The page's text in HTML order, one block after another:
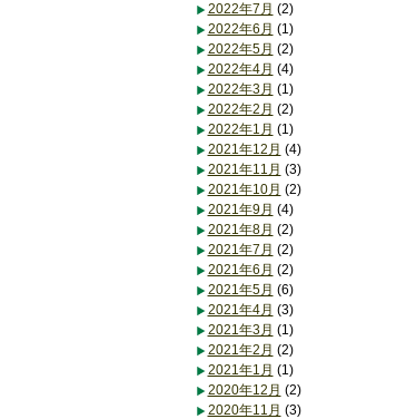
2022年7月 (2)
2022年6月 (1)
2022年5月 (2)
2022年4月 (4)
2022年3月 (1)
2022年2月 (2)
2022年1月 (1)
2021年12月 (4)
2021年11月 (3)
2021年10月 (2)
2021年9月 (4)
2021年8月 (2)
2021年7月 (2)
2021年6月 (2)
2021年5月 (6)
2021年4月 (3)
2021年3月 (1)
2021年2月 (2)
2021年1月 (1)
2020年12月 (2)
2020年11月 (3)